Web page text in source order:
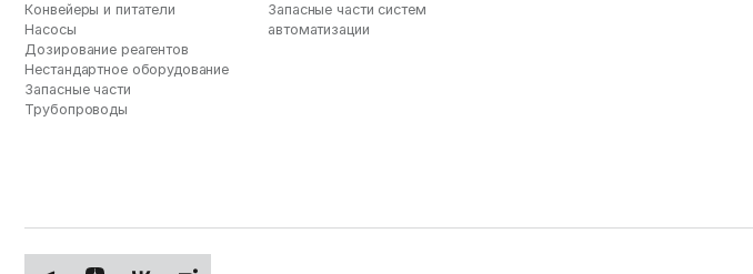
Конвейеры и питатели
Насосы
Дозирование реагентов
Нестандартное оборудование
Запасные части
Трубопроводы
Запасные части систем
автоматизации